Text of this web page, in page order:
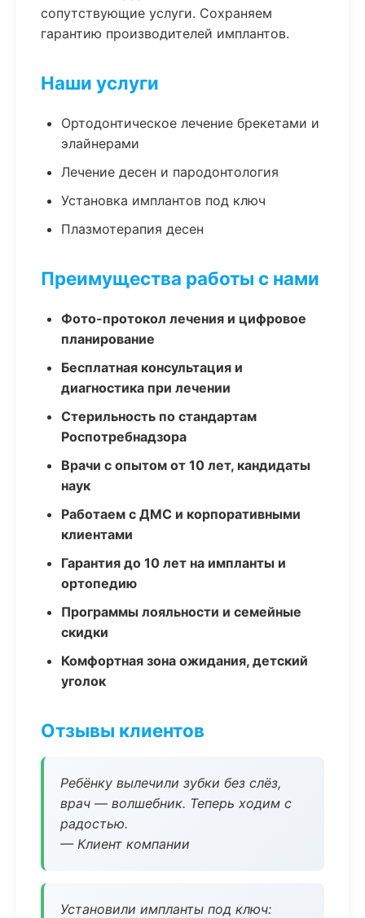
сопутствующие услуги. Сохраняем
гарантию производителей имплантов.
Наши услуги
Ортодонтическое лечение брекетами и
элайнерами
Лечение десен и пародонтология
Установка имплантов под ключ
Плазмотерапия десен
Преимущества работы с нами
Фото-протокол лечения и цифровое
планирование
Бесплатная консультация и
диагностика при лечении
Стерильность по стандартам
Роспотребнадзора
Врачи с опытом от 10 лет, кандидаты
наук
Работаем с ДМС и корпоративными
клиентами
Гарантия до 10 лет на импланты и
ортопедию
Программы лояльности и семейные
скидки
Комфортная зона ожидания, детский
уголок
Отзывы клиентов
Ребёнку вылечили зубки без слёз,
врач — волшебник. Теперь ходим с
радостью.
— Клиент компании
Установили импланты под ключ: